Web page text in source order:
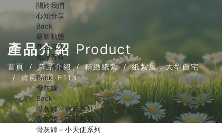
關於我們
心知分享
Back
最新動態
商品資訊
知識百科
精選商城
Back
骨灰罐
Back
骨灰罈－寶石系列
骨灰罈－玉石系列
骨灰罈－小天使系列
產品介紹 Product
首頁 產品介紹 精緻紙紮
紙紮屋．大型自宅
荷風禪園 F113